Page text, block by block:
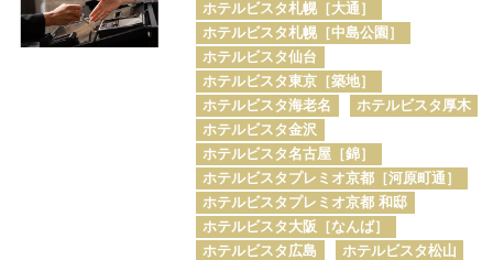
定いたしました。
ホテルビスタ札幌［大通］
ホテルビスタ札幌［中島公園］
ホテルビスタ仙台
ホテルビスタ東京［築地］
ホテルビスタ海老名
ホテルビスタ厚木
ホテルビスタ金沢
ホテルビスタ名古屋［錦］
ホテルビスタプレミオ京都［河原町通］
ホテルビスタプレミオ京都 和邸
ホテルビスタ大阪［なんば］
ホテルビスタ広島
ホテルビスタ松山